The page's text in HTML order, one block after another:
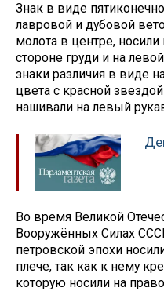
Знак в виде
лавровой и дубовой
молота в центре,
стороне груди и на
знаки различия в виде
цвета с красной
нашивали на левый
Во время Великой
Вооружённых Силах
петровской эпохи
плече, так как к нему
которую носили на